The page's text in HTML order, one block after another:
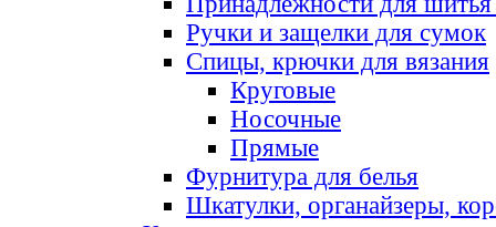
Ручки и защелки для сумок
Спицы, крючки для вязания
Круговые
Носочные
Прямые
Фурнитура для белья
Шкатулки, органайзеры,